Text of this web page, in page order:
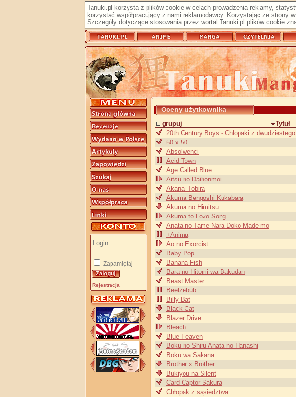
Tanuki.pl korzysta z plików cookie w celach prowadzenia reklamy,
korzystać współpracujący z nami reklamodawcy. Korzystając ze strony
Szczegóły dotyczące stosowania przez wortal Tanuki.pl plików cookie
Zapamiętaj
Rejestracja
Oceny użytkownika
grupuj Tytuł
20th Century Boys - Chłopaki z
50 x 50
Absolwenci
Acid Town
Age Called Blue
Aitsu no Daihonmei
Akanai Tobira
Akuma Bengoshi Kukabara
Akuma no Himitsu
Akuma to Love Song
Anata no Tame Nara Doko Made mo
+Anima
Ao no Exorcist
Baby Pop
Banana Fish
Bara no Hitomi wa Bakudan
Beast Master
Beelzebub
Billy Bat
Black Cat
Blazer Drive
Bleach
Blue Heaven
Boku no Shiru Anata no Hanashi
Boku wa Sakana
Brother x Brother
Bukiyou na Silent
Card Captor Sakura
Chłopak z sąsiedztwa